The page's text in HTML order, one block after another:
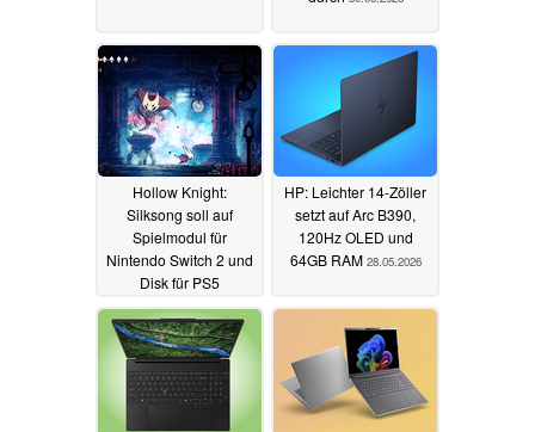
Hollow Knight:
Silksong soll auf
Spielmodul für
Nintendo Switch 2 und
Disk für PS5
erscheinen28.05.2026
HP: Leichter 14-Zöller
setzt auf Arc B390,
120Hz OLED und
64GB RAM 28.05.2026